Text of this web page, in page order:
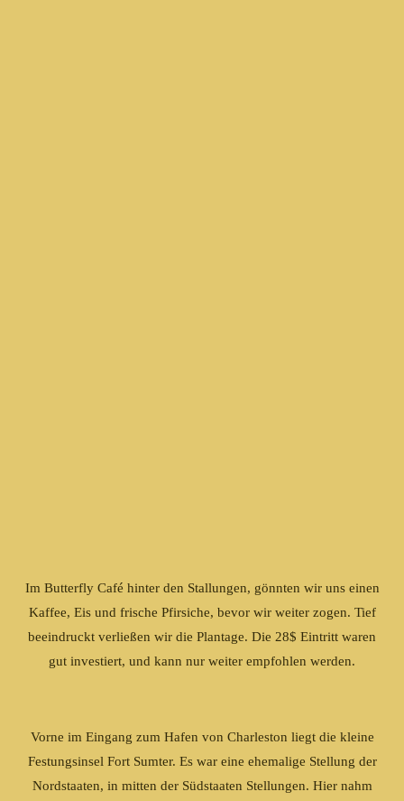
Im Butterfly Café hinter den Stallungen, gönnten wir uns einen
Kaffee, Eis und frische Pfirsiche, bevor wir weiter zogen. Tief
beeindruckt verließen wir die Plantage. Die 28$ Eintritt waren
gut investiert, und kann nur weiter empfohlen werden.
Vorne im Eingang zum Hafen von Charleston liegt die kleine
Festungsinsel Fort Sumter. Es war eine ehemalige Stellung der
Nordstaaten, in mitten der Südstaaten Stellungen. Hier nahm